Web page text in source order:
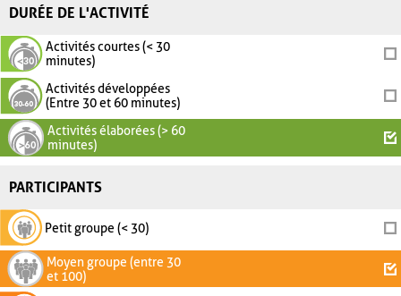
DURÉE DE L'ACTIVITÉ
Activités courtes (< 30
minutes)
Activités développées
(Entre 30 et 60 minutes)
Activités élaborées (> 60
minutes)
PARTICIPANTS
Petit groupe (< 30)
Moyen groupe (entre 30
et 100)